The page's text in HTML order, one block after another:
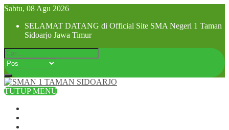
Sabtu, 08 Agu 2026
SELAMAT DATANG di Official Site SMA Negeri 1 Taman
Sidoarjo Jawa Timur
TUTUP MENU